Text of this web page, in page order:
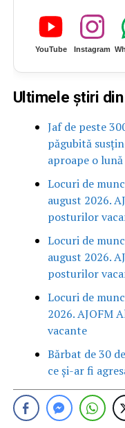
YouTube Instagram
Ultimele știri
Jaf de peste
păgubită
aproape o
Locuri de
august 2026.
posturilor
Locuri de
august 2026.
posturilor
Locuri de
2026. AJOFM
vacante
Bărbat de 30
ce și-ar fi